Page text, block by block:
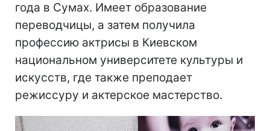
года в Сумах. Имеет образование
переводчицы, а затем получила
профессию актрисы в Киевском
национальном университете культуры и
искусств, где также преподает
режиссуру и актерское мастерство.